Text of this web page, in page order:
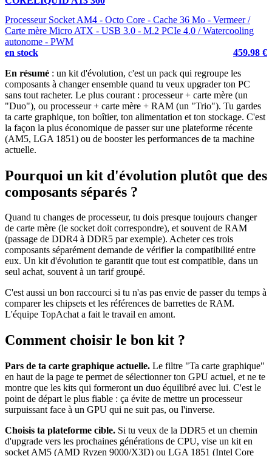
Processeur Socket AM4 - Octo Core - Cache 36 Mo - Vermeer /
Carte mère Micro ATX - USB 3.0 - M.2 PCIe 4.0 / Watercooling
autonome - PWM
en stock
459.98 €
En résumé : un kit d'évolution, c'est un pack qui regroupe les
composants à changer ensemble quand tu veux upgrader ton PC
sans tout racheter. Le plus courant : processeur + carte mère (un
"Duo"), ou processeur + carte mère + RAM (un "Trio"). Tu gardes
ta carte graphique, ton boîtier, ton alimentation et ton stockage. C'est
la façon la plus économique de passer sur une plateforme récente
(AM5, LGA 1851) ou de booster les performances de ta machine
actuelle.
Pourquoi un kit d'évolution plutôt que des
composants séparés ?
Quand tu changes de processeur, tu dois presque toujours changer
de carte mère (le socket doit correspondre), et souvent de RAM
(passage de DDR4 à DDR5 par exemple). Acheter ces trois
composants séparément demande de vérifier la compatibilité entre
eux. Un kit d'évolution te garantit que tout est compatible, dans un
seul achat, souvent à un tarif groupé.
C'est aussi un bon raccourci si tu n'as pas envie de passer du temps à
comparer les chipsets et les références de barrettes de RAM.
L'équipe TopAchat a fait le travail en amont.
Comment choisir le bon kit ?
Pars de ta carte graphique actuelle. Le filtre "Ta carte graphique"
en haut de la page te permet de sélectionner ton GPU actuel, et ne te
montre que les kits qui formeront un duo équilibré avec lui. C'est le
point de départ le plus fiable : ça évite de mettre un processeur
surpuissant face à un GPU qui ne suit pas, ou l'inverse.
Choisis ta plateforme cible. Si tu veux de la DDR5 et un chemin
d'upgrade vers les prochaines générations de CPU, vise un kit en
socket AM5 (AMD Ryzen 9000/X3D) ou LGA 1851 (Intel Core